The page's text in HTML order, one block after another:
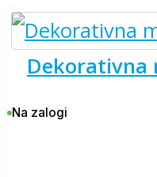
Na zalogi